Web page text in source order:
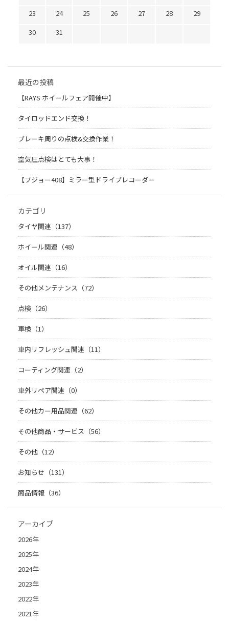
23
24 25 26 27 28
29
30
31
最近の投稿
【RAYS ホイールフェア開催中】
タイロッドエンド交換！
ブレーキ周りの点検&交換作業！
空気圧点検はとても大事！
【プジョー408】ミラー型ドライブレコーダー
カテゴリ
タイヤ関連（137）
ホイール関連（48）
オイル関連（16）
その他メンテナンス（72）
点検（26）
車検（1）
車内リフレッシュ関連（11）
コーティング関連（2）
車外リペア関連（0）
その他カー用品関連（62）
その他商品・サービス（56）
その他（12）
お知らせ（131）
商品情報（36）
アーカイブ
2026年
2025年
2024年
2023年
2022年
2021年